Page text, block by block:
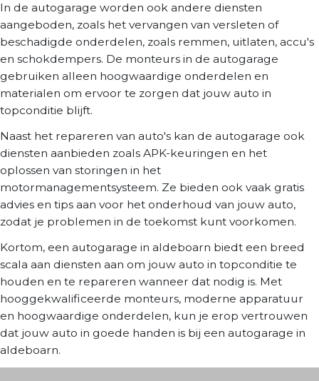
In de autogarage worden ook andere diensten
aangeboden, zoals het vervangen van versleten of
beschadigde onderdelen, zoals remmen, uitlaten, accu's
en schokdempers. De monteurs in de autogarage
gebruiken alleen hoogwaardige onderdelen en
materialen om ervoor te zorgen dat jouw auto in
topconditie blijft.
Naast het repareren van auto's kan de autogarage ook
diensten aanbieden zoals APK-keuringen en het
oplossen van storingen in het
motormanagementsysteem. Ze bieden ook vaak gratis
advies en tips aan voor het onderhoud van jouw auto,
zodat je problemen in de toekomst kunt voorkomen.
Kortom, een autogarage in aldeboarn biedt een breed
scala aan diensten aan om jouw auto in topconditie te
houden en te repareren wanneer dat nodig is. Met
hooggekwalificeerde monteurs, moderne apparatuur
en hoogwaardige onderdelen, kun je erop vertrouwen
dat jouw auto in goede handen is bij een autogarage in
aldeboarn.